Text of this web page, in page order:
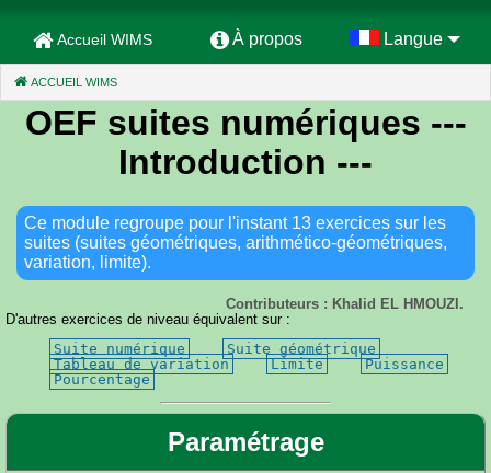
Accueil WIMS À propos Langue
ACCUEIL WIMS
OEF suites numériques ---
Introduction ---
Ce module regroupe pour l'instant 13 exercices sur les
suites (suites géométriques, arithmético-géométriques,
variation, limite).
Contributeurs : Khalid EL HMOUZI.
D'autres exercices de niveau équivalent sur :
Suite numérique
Suite géométrique
Tableau de variation
Limite
Puissance
Pourcentage
Paramétrage